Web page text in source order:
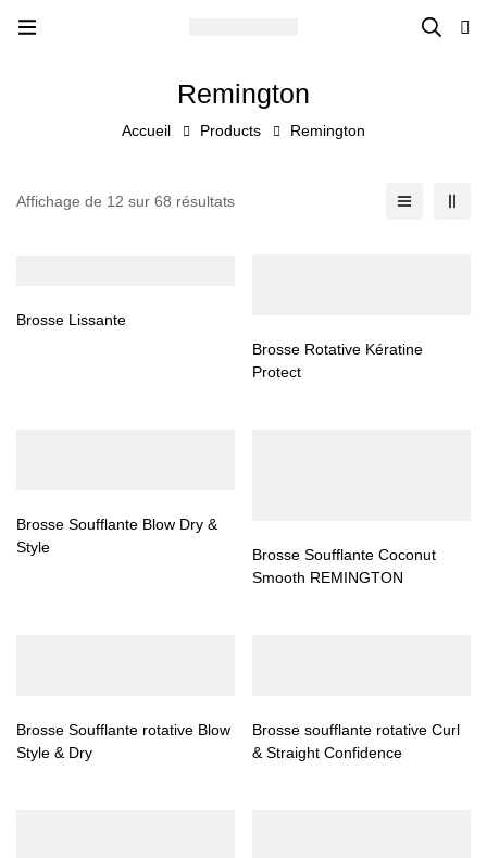
Remington
Accueil Products Remington
Affichage de 12 sur 68 résultats
Brosse Lissante
Brosse Rotative Kératine
Protect
Brosse Soufflante Blow Dry &
Style
Brosse Soufflante Coconut
Smooth REMINGTON
Brosse Soufflante rotative Blow
Style & Dry
Brosse soufflante rotative Curl
& Straight Confidence